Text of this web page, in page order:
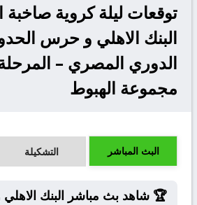
توقعات ليلة كروية صاخبة
البنك الاهلي و حرس
الدوري المصري – المرحلة
مجموعة الهبوط
البث المباشر التشكيلة
🏆 شاهد بث مباشر البنك